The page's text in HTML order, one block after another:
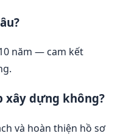
năm — cam kết
xây dựng không?
và hoàn thiện hồ sơ